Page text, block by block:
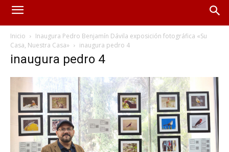
Inicio
Inaugura Pedro Benjamín Dávila exposición fotográfica «Su
Casa, Nuestra Casa»
inaugura pedro 4
inaugura pedro 4